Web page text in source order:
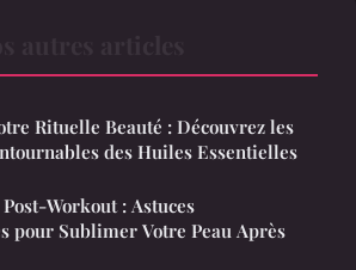
Rituelle Beauté : Découvrez les
des Huiles Essentielles
Workout : Astuces
pour Sublimer Votre Peau Après